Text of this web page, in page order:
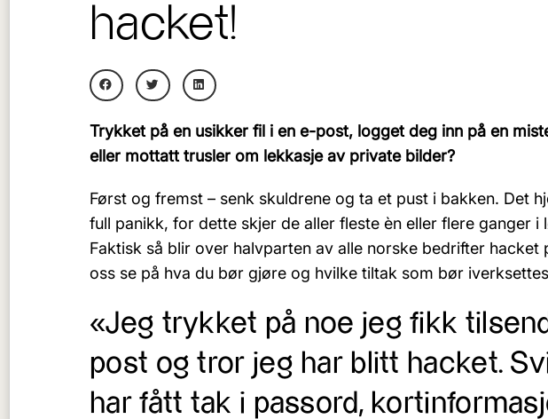
hacket!
Trykket på en usikker fil i en e-post, logget deg inn på en
eller mottatt trusler om lekkasje av private bilder?
Først og fremst – senk skuldrene og ta et pust i bakken. Det
full panikk, for dette skjer de aller fleste èn eller flere ganger i
Faktisk så blir over halvparten av alle norske bedrifter hacket
oss se på hva du bør gjøre og hvilke tiltak som bør
«Jeg trykket på noe jeg fikk
post og tror jeg har blitt hacket.
har fått tak i passord,